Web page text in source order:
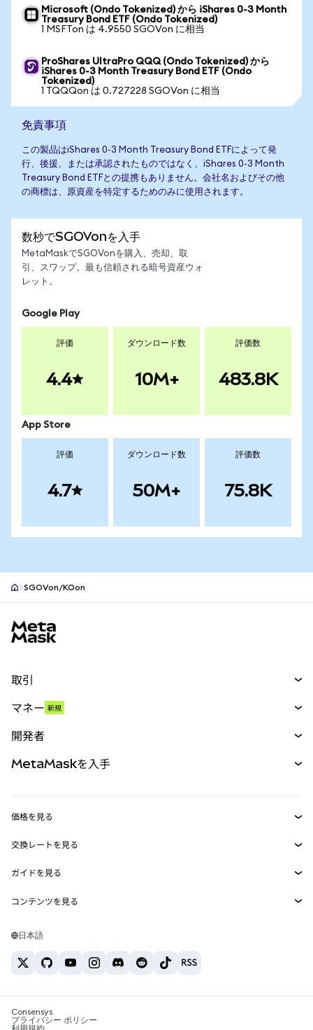
Microsoft (Ondo Tokenized) から iShares 0-3 Month
Treasury Bond ETF (Ondo Tokenized)
1 MSFTon は 4.9550 SGOVon に相当
ProShares UltraPro QQQ (Ondo Tokenized) から
iShares 0-3 Month Treasury Bond ETF (Ondo
Tokenized)
1 TQQQon は 0.727228 SGOVon に相当
免責事項
この製品はiShares 0-3 Month Treasury Bond ETFによって発
行、後援、または承認されたものではなく、iShares 0-3 Month
Treasury Bond ETFとの提携もありません。会社名およびその他
の商標は、原資産を特定するためのみに使用されます。
数秒でSGOVonを入手
MetaMaskでSGOVonを購入、売却、取
引、スワップ。最も信頼される暗号資産ウォ
レット。
Google Play
評価
4.4
ダウンロード数
10M+
評価数
483.8K
App Store
評価
4.7
ダウンロード数
50M+
評価数
75.8K
SGOVon/KOon
取引
パーペチュアル
RWA
マネー 新規
開発者
MetaMask Connect
Snaps
Web3サービス
MetaMaskを入手
セキュリティ
サポート
キャリア
お問い合わせ
価格を見る
イーサリアムの価格
Solanaの価格
Tetherの価格
交換レートを見る
ETH→USD
USDT→INR
BTC→INR
ETH→USDT
ガイドを見る
ETHの購入
USDTの購入
SHIBの購入
コンテンツを見る
Solanaウォレット
税制関連ニュース
日本語
Consensys
プライバシー ポリシー